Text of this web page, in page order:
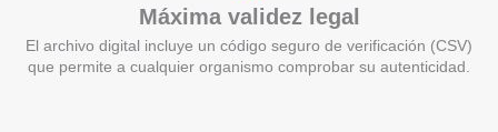
Máxima validez legal
El archivo digital incluye un código seguro de verificación (CSV)
que permite a cualquier organismo comprobar su autenticidad.